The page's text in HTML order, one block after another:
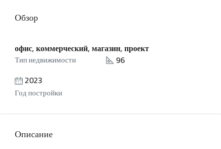
Обзор
офис, коммерческий, магазин, проект
Тип недвижимости
96
2023
Год постройки
Описание